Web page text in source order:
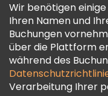
Cookie-Richtlinie
Freetour
Treueprogramm
Wir benötigen
Ihren Namen und
Buchungen
über die Plattform
während des
Verarbeitung Ihrer